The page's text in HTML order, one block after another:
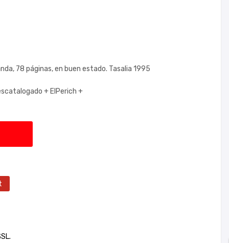
78 páginas, en buen estado. Tasalia 1995
+ ElPerich +